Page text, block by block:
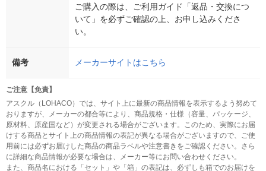
ご購入の際は、ご利用ガイド「返品・交換につ
いて」を必ずご確認の上、お申し込みくださ
い。
備考 メーカーサイトはこちら
ご注意【免責】
アスクル（LOHACO）では、サイト上に最新の商品情報を表示するよう努めて
おりますが、メーカーの都合等により、商品規格・仕様（容量、パッケージ、
原材料、原産国など）が変更される場合がございます。このため、実際にお届
けする商品とサイト上の商品情報の表記が異なる場合がございますので、ご使
用前には必ずお届けした商品の商品ラベルや注意書きをご確認ください。さら
に詳細な商品情報が必要な場合は、メーカー等にお問い合わせください。
また、商品名における「セット」や「箱」の表記は、必ずしも箱でのお届けを